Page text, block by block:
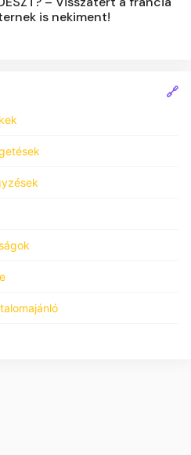
is nekiment!
🔗